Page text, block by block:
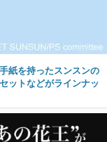
紙を持ったスンスンの
ットなどがラインナッ